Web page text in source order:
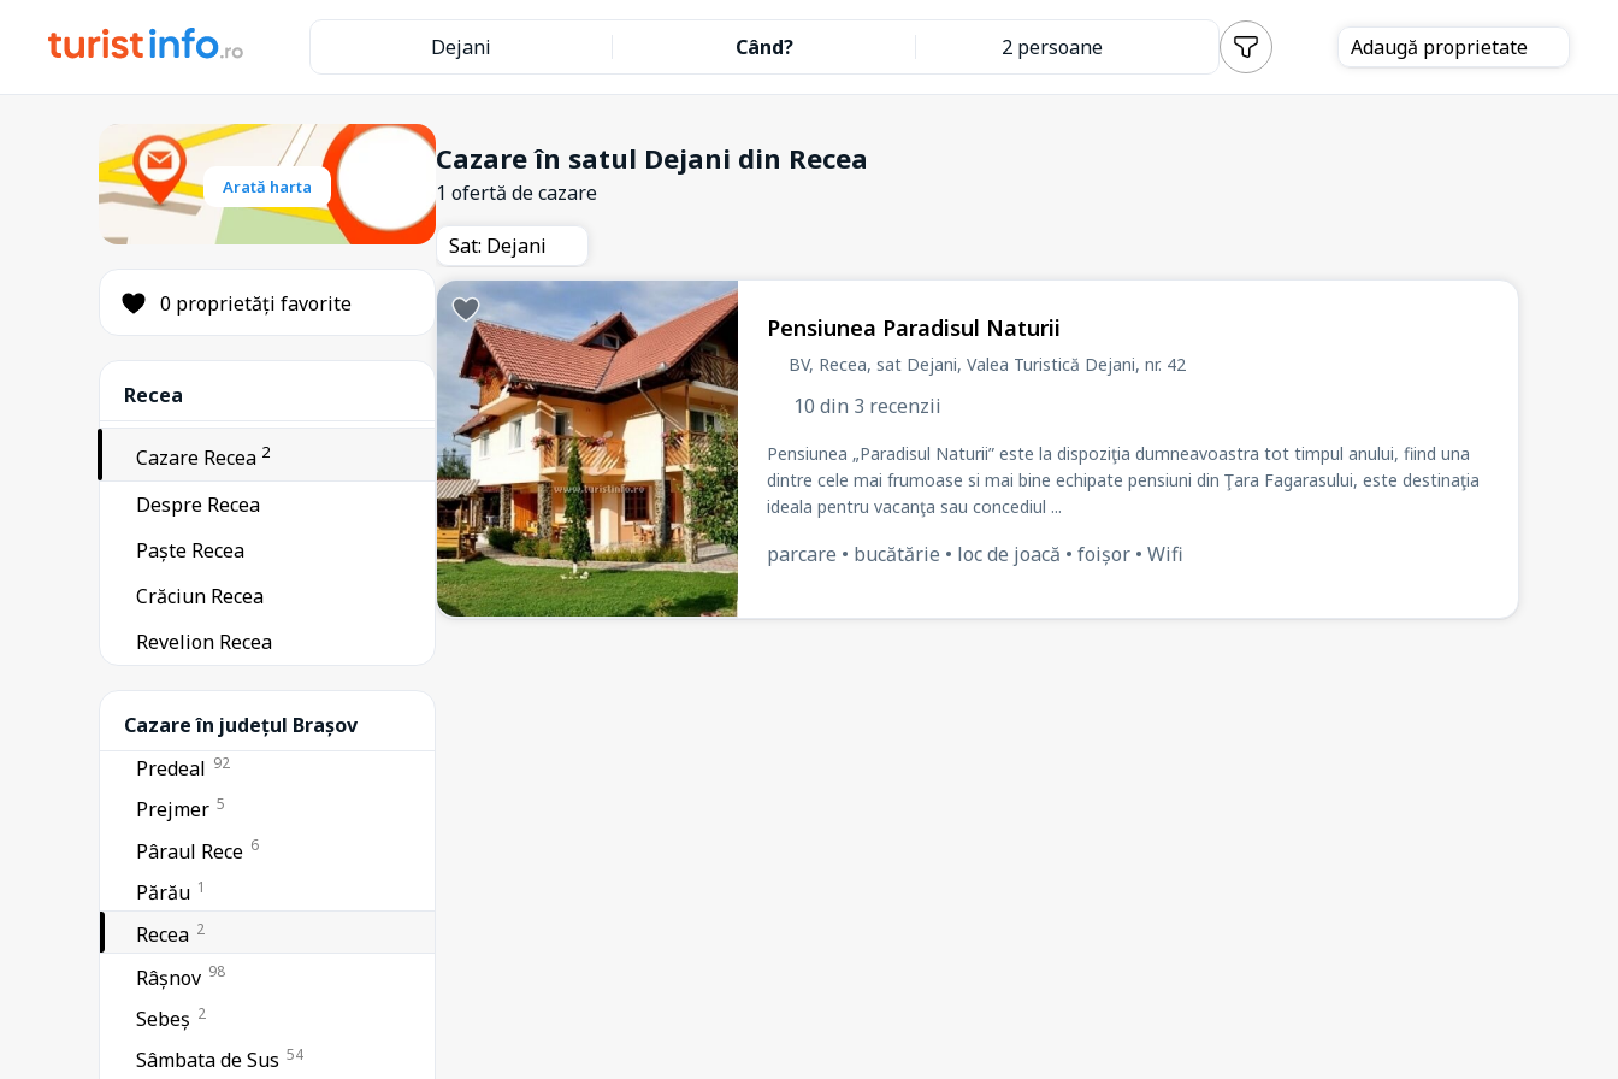
Dejani Când? 2 persoane Adaugă proprietate
Arată harta
0 proprietăți favorite
Recea
Cazare Recea 2
Despre Recea
Paște Recea
Crăciun Recea
Revelion Recea
Cazare în județul Brașov
1
Bod 1
Bran 284
182
Cristian 12
Drăguș 17
Feldioara
Fundata
2
Ghimbav
Holbav 3
Lisa 9
Moieciu 376
Plaiul Foii 6
Poiana Brașov
Poiana Mărului 49
Predeal 92
Prejmer 5
Pâraul Rece 6
Părău 1
Recea 2
Râșnov 98
Sebeș 2
Sâmbata de Sus 54
Cazare în satul Dejani din Recea
1 ofertă de cazare
Sat: Dejani
Pensiunea Paradisul Naturii
BV, Recea, sat Dejani, Valea Turistică Dejani, nr. 42
10 din 3 recenzii
Pensiunea „Paradisul Naturii” este la dispoziţia dumneavoastra tot timpul anului, fiind una
dintre cele mai frumoase si mai bine echipate pensiuni din Ţara Fagarasului, este destinaţia
ideala pentru vacanţa sau concediul ...
parcare • bucătărie • loc de joacă • foișor • Wifi